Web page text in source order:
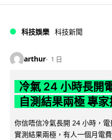
科技娛樂 科技新聞
arthur 1 日
冷氣 24 小時長開
自測結果兩極 專
你信唔信冷氣長開 24 小時，
實測結果兩極，有人一個月電